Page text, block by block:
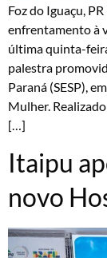
Foz do Iguaçu,
enfrentamento à
última quinta-
palestra
Paraná (SESP),
Mulher.
[…]
Itaipu
novo